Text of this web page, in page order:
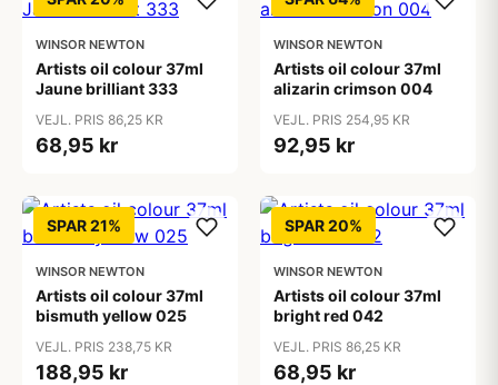
WINSOR NEWTON
Artists oil colour 37ml
Jaune brilliant 333
VEJL. PRIS 86,25 KR
68,95 kr
WINSOR NEWTON
Artists oil colour 37ml
alizarin crimson 004
VEJL. PRIS 254,95 KR
92,95 kr
SPAR 21%
WINSOR NEWTON
Artists oil colour 37ml
bismuth yellow 025
VEJL. PRIS 238,75 KR
188,95 kr
SPAR 20%
WINSOR NEWTON
Artists oil colour 37ml
bright red 042
VEJL. PRIS 86,25 KR
68,95 kr